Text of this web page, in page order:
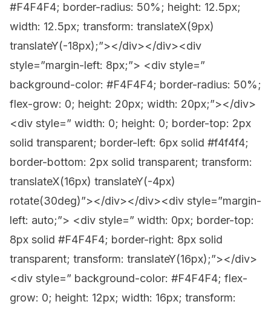
#F4F4F4; border-radius: 50%; height: 12.5px;
width: 12.5px; transform: translateX(9px)
translateY(-18px);”></div></div><div
style=”margin-left: 8px;”> <div style=”
background-color: #F4F4F4; border-radius: 50%;
flex-grow: 0; height: 20px; width: 20px;”></div>
<div style=” width: 0; height: 0; border-top: 2px
solid transparent; border-left: 6px solid #f4f4f4;
border-bottom: 2px solid transparent; transform:
translateX(16px) translateY(-4px)
rotate(30deg)”></div></div><div style=”margin-
left: auto;”> <div style=” width: 0px; border-top:
8px solid #F4F4F4; border-right: 8px solid
transparent; transform: translateY(16px);”></div>
<div style=” background-color: #F4F4F4; flex-
grow: 0; height: 12px; width: 16px; transform: